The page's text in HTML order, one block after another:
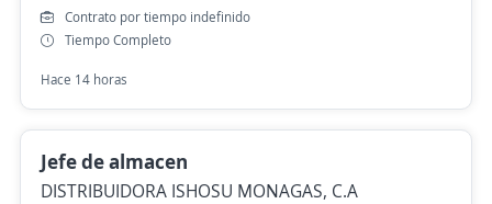
Contrato por tiempo indefinido
Tiempo Completo
Hace 14 horas
Jefe de almacen
DISTRIBUIDORA ISHOSU MONAGAS, C.A